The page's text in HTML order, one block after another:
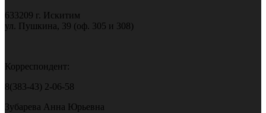
633209 г. Искитим
ул. Пушкина, 39 (оф. 305 и 308)
Корреспондент:
8(383-43) 2-06-58
Зубарева Анна Юрьевна